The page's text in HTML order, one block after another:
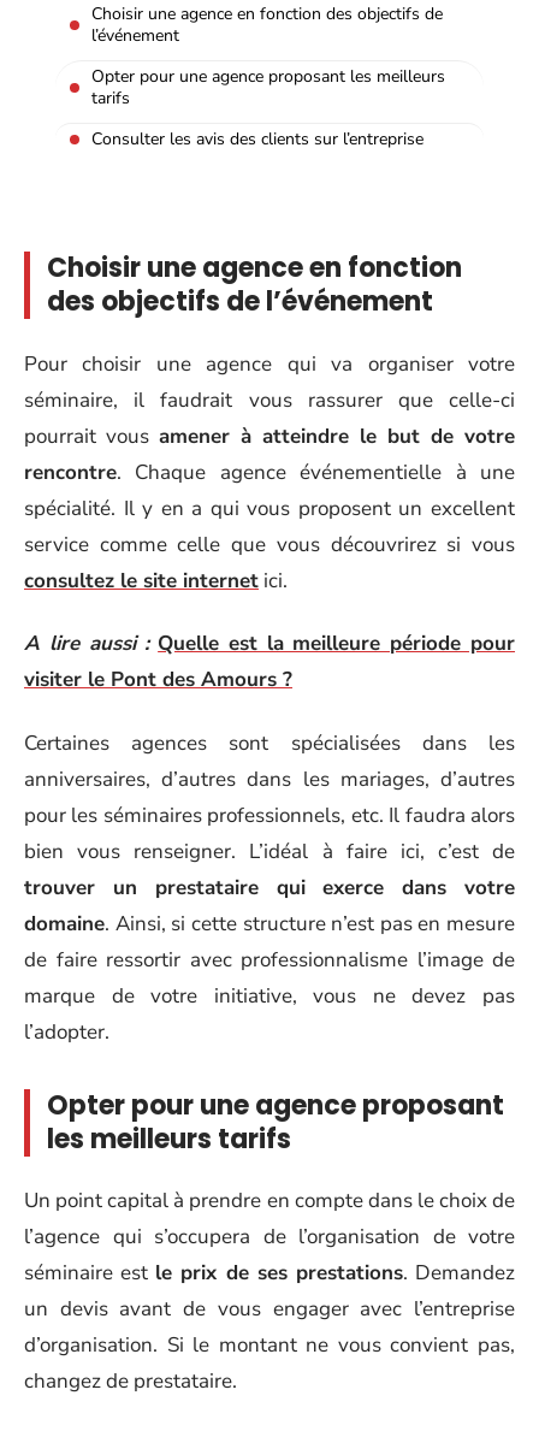
Choisir une agence en fonction des objectifs de
l’événement
Opter pour une agence proposant les meilleurs
tarifs
Consulter les avis des clients sur l’entreprise
Choisir une agence en fonction
des objectifs de l’événement
Pour choisir une agence qui va organiser votre
séminaire, il faudrait vous rassurer que celle-ci
pourrait vous amener à atteindre le but de votre
rencontre. Chaque agence événementielle à une
spécialité. Il y en a qui vous proposent un excellent
service comme celle que vous découvrirez si vous
consultez le site internet ici.
A lire aussi : Quelle est la meilleure période pour
visiter le Pont des Amours ?
Certaines agences sont spécialisées dans les
anniversaires, d’autres dans les mariages, d’autres
pour les séminaires professionnels, etc. Il faudra alors
bien vous renseigner. L’idéal à faire ici, c’est de
trouver un prestataire qui exerce dans votre
domaine. Ainsi, si cette structure n’est pas en mesure
de faire ressortir avec professionnalisme l’image de
marque de votre initiative, vous ne devez pas
l’adopter.
Opter pour une agence proposant
les meilleurs tarifs
Un point capital à prendre en compte dans le choix de
l’agence qui s’occupera de l’organisation de votre
séminaire est le prix de ses prestations. Demandez
un devis avant de vous engager avec l’entreprise
d’organisation. Si le montant ne vous convient pas,
changez de prestataire.